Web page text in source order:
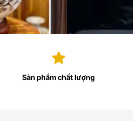
Sản phẩm chất lượng